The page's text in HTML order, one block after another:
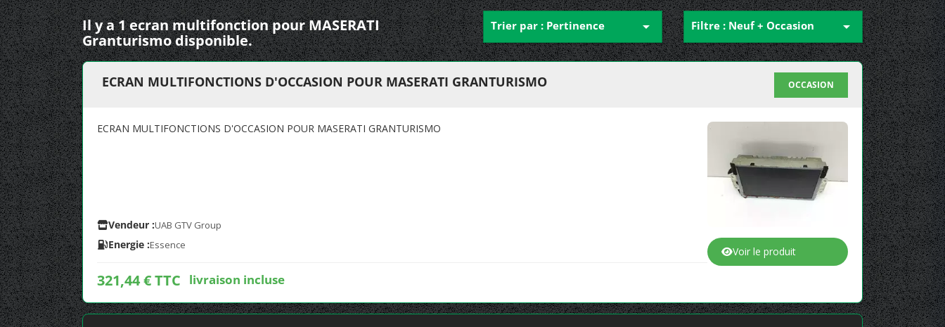
Il y a 1 ecran multifonction pour MASERATI
Granturismo disponible.
Trier par : Pertinence  Filtre : Neuf + Occasion 
ECRAN MULTIFONCTIONS D'OCCASION POUR MASERATI GRANTURISMO OCCASION
ECRAN MULTIFONCTIONS D'OCCASION POUR MASERATI GRANTURISMO
Vendeur :UAB GTV Group
Energie :Essence
321,44 € TTC livraison incluse
Voir le produit